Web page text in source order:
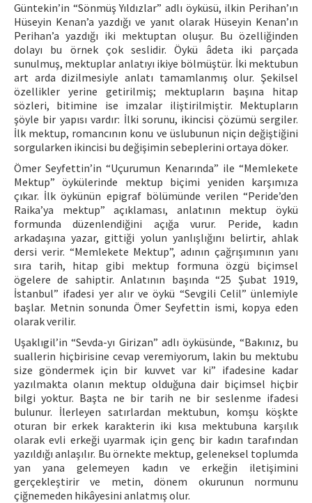
Güntekin’in “Sönmüş Yıldızlar” adlı öyküsü, ilkin Perihan’ın
Hüseyin Kenan’a yazdığı ve yanıt olarak Hüseyin Kenan’ın
Perihan’a yazdığı iki mektuptan oluşur. Bu özelliğinden
dolayı bu örnek çok seslidir. Öykü âdeta iki parçada
sunulmuş, mektuplar anlatıyı ikiye bölmüştür. İki mektubun
art arda dizilmesiyle anlatı tamamlanmış olur. Şekilsel
özellikler yerine getirilmiş; mektupların başına hitap
sözleri, bitimine ise imzalar iliştirilmiştir. Mektupların
şöyle bir yapısı vardır: İlki sorunu, ikincisi çözümü sergiler.
İlk mektup, romancının konu ve üslubunun niçin değiştiğini
sorgularken ikincisi bu değişimin sebeplerini ortaya döker.
Ömer Seyfettin’in “Uçurumun Kenarında” ile “Memlekete
Mektup” öykülerinde mektup biçimi yeniden karşımıza
çıkar. İlk öykünün epigraf bölümünde verilen “Peride’den
Raika’ya mektup” açıklaması, anlatının mektup öykü
formunda düzenlendiğini açığa vurur. Peride, kadın
arkadaşına yazar, gittiği yolun yanlışlığını belirtir, ahlak
dersi verir. “Memlekete Mektup”, adının çağrışımının yanı
sıra tarih, hitap gibi mektup formuna özgü biçimsel
ögelere de sahiptir. Anlatının başında “25 Şubat 1919,
İstanbul” ifadesi yer alır ve öykü “Sevgili Celil” ünlemiyle
başlar. Metnin sonunda Ömer Seyfettin ismi, kopya eden
olarak verilir.
Uşaklıgil’in “Sevda-yı Girizan” adlı öyküsünde, “Bakınız, bu
suallerin hiçbirisine cevap veremiyorum, lakin bu mektubu
size göndermek için bir kuvvet var ki” ifadesine kadar
yazılmakta olanın mektup olduğuna dair biçimsel hiçbir
bilgi yoktur. Başta ne bir tarih ne bir seslenme ifadesi
bulunur. İlerleyen satırlardan mektubun, komşu köşkte
oturan bir erkek karakterin iki kısa mektubuna karşılık
olarak evli erkeği uyarmak için genç bir kadın tarafından
yazıldığı anlaşılır. Bu örnekte mektup, geleneksel toplumda
yan yana gelemeyen kadın ve erkeğin iletişimini
gerçekleştirir ve metin, dönem okurunun normunu
çiğnemeden hikâyesini anlatmış olur.